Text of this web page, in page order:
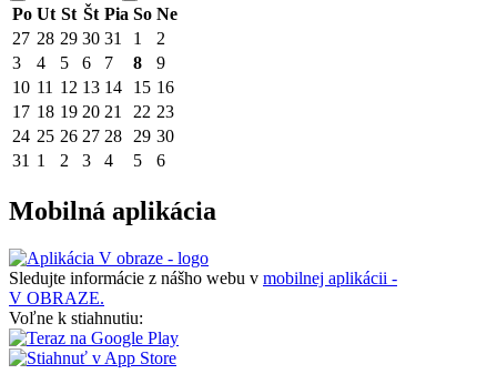
Po Ut St Št Pia So Ne
27 28 29 30 31 1
2
3
4 5 6 7 8
9
10 11 12 13 14 15 16
17 18 19 20 21 22 23
24 25 26 27 28 29 30
31 1 2 3 4 5 6
Mobilná aplikácia
Sledujte informácie z nášho webu v mobilnej aplikácii -
V OBRAZE.
Voľne k stiahnutiu: